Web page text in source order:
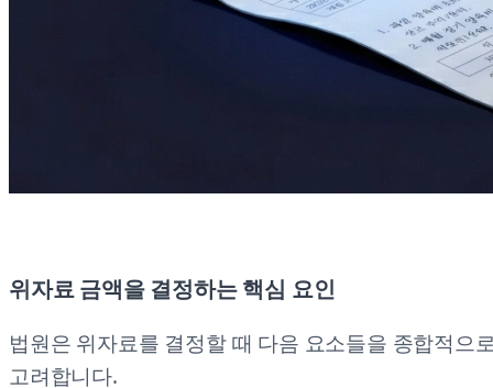
위자료 금액을 결정하는 핵심 요인
법원은 위자료를 결정할 때 다음 요소들을 종합적으
고려합니다.